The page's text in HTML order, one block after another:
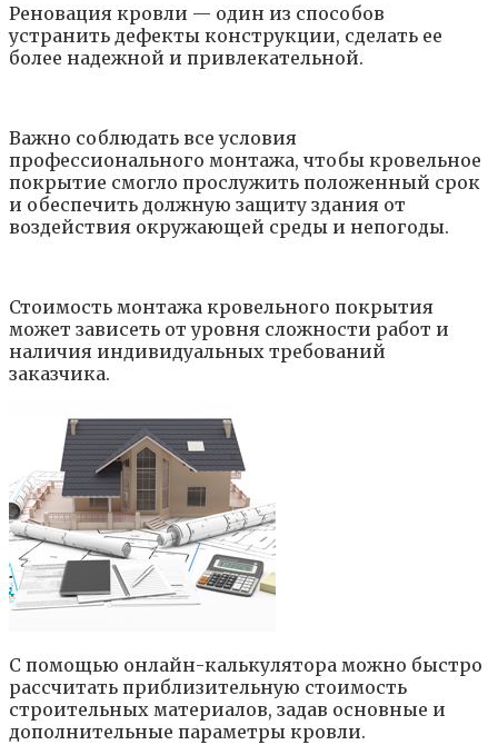
Реновация кровли — один из способов
устранить дефекты конструкции, сделать ее
более надежной и привлекательной.
Важно соблюдать все условия
профессионального монтажа, чтобы кровельное
покрытие смогло прослужить положенный срок
и обеспечить должную защиту здания от
воздействия окружающей среды и непогоды.
Стоимость монтажа кровельного покрытия
может зависеть от уровня сложности работ и
наличия индивидуальных требований
заказчика.
С помощью онлайн-калькулятора можно быстро
рассчитать приблизительную стоимость
строительных материалов, задав основные и
дополнительные параметры кровли.